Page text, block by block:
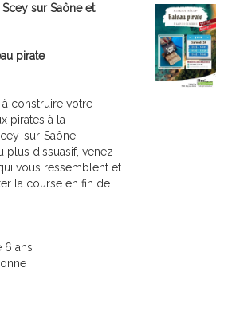
sur Saône et
pirate
construire votre
pirates à la
sur-Saône.
plus dissuasif, venez
vous ressemblent et
la course en fin de
6 ans